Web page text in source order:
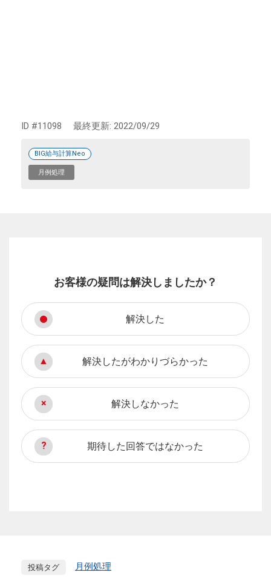
ID #11098 最終更新: 2022/09/29
BIG給与計算Neo
月例処理
お客様の疑問は解決しましたか？
解決した
解決したがわかりづらかった
解決しなかった
期待した回答ではなかった
投稿タグ 月例処理